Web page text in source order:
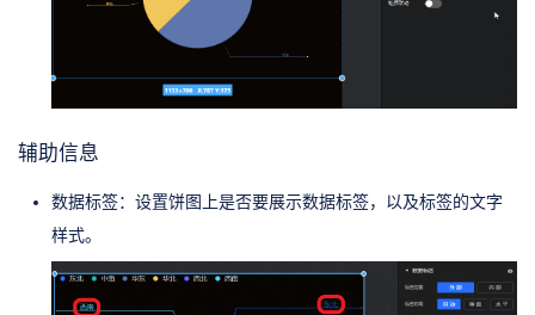
辅助信息
数据标签：设置饼图上是否要展示数据标签，以及标签的文字
样式。